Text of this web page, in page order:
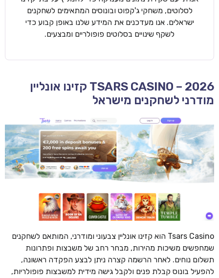
לסלוטים, משחקי ג'קפוט ובונוסים המתאימים לשחקנים
ישראלים. אנו מעדכנים את המידע שלנו באופן קבוע כדי
לשקף שינויים בסלוטים פופולריים ומבצעים.
TSARS CASINO – 2026 קזינו אונליין
מודרני לשחקנים מישראל
Tsars Casino הוא קזינו אונליין צבעוני ומודרני, המותאם לשחקנים
שמחפשים משיכות מהירות, מבחר רחב של משבצות ופתרונות
תשלום נוחים. לאחר הרשמה קצרה ניתן לבצע הפקדה ראשונה,
להפעיל בונוס קבלת פנים ולקבל גישה מידית למשבצות פופולריות,